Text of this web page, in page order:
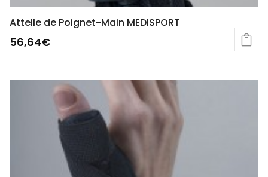
Attelle de Poignet-Main MEDISPORT
56,64€
a